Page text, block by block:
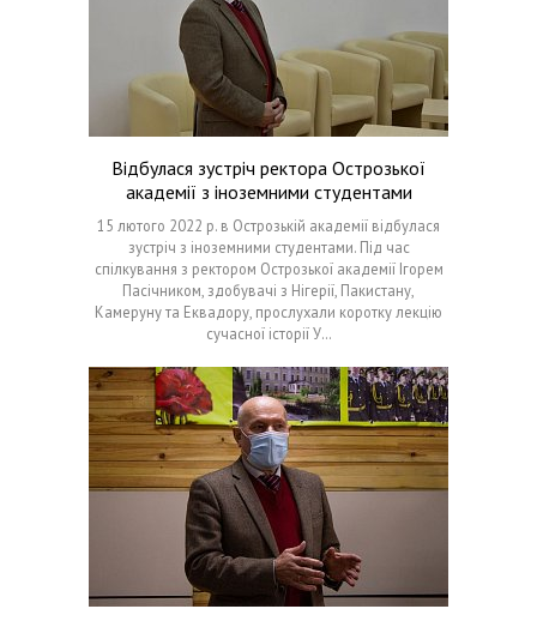
Відбулася зустріч ректора Острозької
академії з іноземними студентами
15 лютого 2022 р. в Острозькій академії відбулася
зустріч з іноземними студентами. Під час
спілкування з ректором Острозької академії Ігорем
Пасічником, здобувачі з Нігерії, Пакистану,
Камеруну та Еквадору, прослухали коротку лекцію
сучасної історії У…